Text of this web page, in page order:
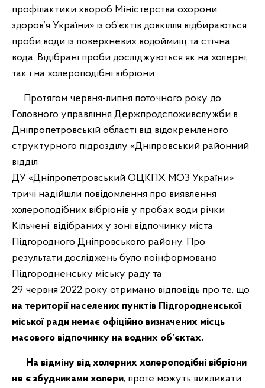
профілактики хвороб Міністерства охорони
здоров’я України» із об’єктів довкілля відбираються
проби води із поверхневих водоймищ та стічна
вода. Відібрані проби досліджуються як на холерні,
так і на холероподібні вібріони.
Протягом червня-липня поточного року до
Головного управління Держпродспоживслужби в
Дніпропетровській області від відокремленого
структурного підрозділу «Дніпровський районний
відділ
ДУ «Дніпропетровський ОЦКПХ МОЗ України»
тричі надійшли повідомлення про виявлення
холероподібних вібріонів у пробах води річки
Кільчені, відібраних у зоні відпочинку міста
Підгородного Дніпровського району. Про
результати досліджень було поінформовано
Підгородненську міську раду та
29 червня 2022 року отримано відповідь про те, що
на території населених пунктів Підгородненської
міської ради немає офіційно визначених місць
масового відпочинку на водних об’єктах.
На відміну від холерних холероподібні вібріони
не є збудниками холери, проте можуть викликати